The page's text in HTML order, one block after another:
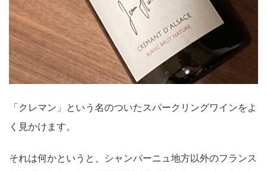
「クレマン」という名のついたスパークリングワインをよ
く見かけます。
それは何かというと、シャンパーニュ地方以外のフランス